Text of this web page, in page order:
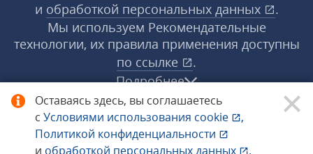
Оставаясь здесь, вы соглашаетесь
с Условиями использования cookie
,
Политикой конфиденциальности
и обработкой персональных данных .
и обработкой персональных данных
.
Мы используем Рекомендательные
технологии, их правила применения доступны
по ссылке
.
Подробнее
© 1998−2026 «1С‑Рарус» ®. Все права
защищены.